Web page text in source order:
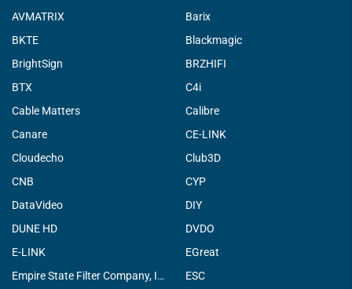
AVMATRIX
Barix
BKTE
Blackmagic
BrightSign
BRZHIFI
BTX
C4i
Cable Matters
Calibre
Canare
CE-LINK
Cloudecho
Club3D
CNB
CYP
DataVideo
DIY
DUNE HD
DVDO
E-LINK
EGreat
Empire State Filter Company, INC.
ESC